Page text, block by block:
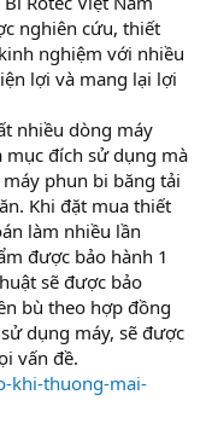
nghiên cứu, thiết
nghiệm với nhiều
lợi và mang lại lợi
nhiều dòng máy
mục đích sử dụng mà
phun bi băng tải
Khi đặt mua thiết
làm nhiều lần
được bảo hành 1
sẽ được bảo
bù theo hợp đồng
dụng máy, sẽ được
vấn đề.
khi-thuong-mai-